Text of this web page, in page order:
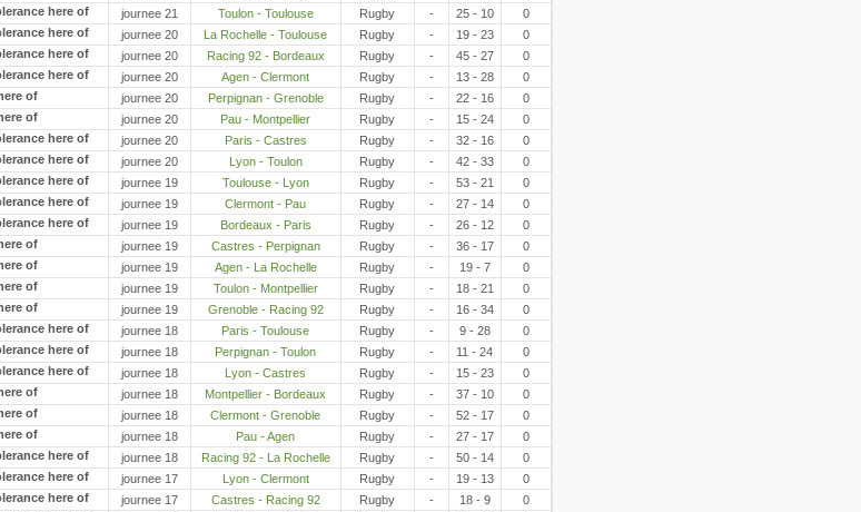
journee 21
Toulon - Toulouse Rugby - 25 - 10
0
journee 20
La Rochelle - Toulouse Rugby - 19 - 23
0
journee 20
Racing 92 - Bordeaux Rugby - 45 - 27
0
journee 20
Agen - Clermont Rugby - 13 - 28
0
journee 20
Perpignan - Grenoble Rugby - 22 - 16
0
journee 20
Pau - Montpellier Rugby - 15 - 24
0
journee 20
Paris - Castres Rugby - 32 - 16
0
journee 20
Lyon - Toulon Rugby - 42 - 33
0
journee 19
Toulouse - Lyon Rugby - 53 - 21
0
journee 19
Clermont - Pau Rugby - 27 - 14
0
journee 19
Bordeaux - Paris Rugby - 26 - 12
0
journee 19
Castres - Perpignan Rugby - 36 - 17
0
journee 19
Agen - La Rochelle Rugby - 19 - 7
0
journee 19
Toulon - Montpellier Rugby - 18 - 21
0
journee 19
Grenoble - Racing 92 Rugby - 16 - 34
0
journee 18
Paris - Toulouse Rugby - 9 - 28
0
journee 18
Perpignan - Toulon Rugby - 11 - 24
0
journee 18
Lyon - Castres Rugby - 15 - 23
0
journee 18
Montpellier - Bordeaux Rugby - 37 - 10
0
journee 18
Clermont - Grenoble Rugby - 52 - 17
0
journee 18
Pau - Agen Rugby - 27 - 17
0
journee 18
Racing 92 - La Rochelle Rugby - 50 - 14
0
journee 17
Lyon - Clermont Rugby - 19 - 13
0
journee 17
Castres - Racing 92 Rugby - 18 - 9
0